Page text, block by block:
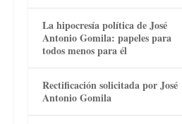
La hipocresía política de José
Antonio Gomila: papeles para
todos menos para él
Rectificación solicitada por José
Antonio Gomila